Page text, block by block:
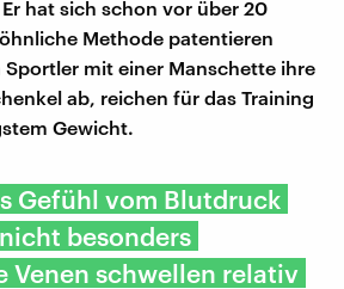
hat sich schon vor über 20
Methode patentieren
Sportler mit einer Manschette ihre
ab, reichen für das Training
Gewicht.
Gefühl vom Blutdruck
besonders
Venen schwellen relativ